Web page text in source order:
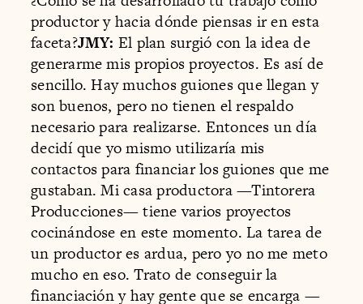
productor y hacia dónde piensas ir en esta
faceta?JMY: El plan surgió con la idea de
generarme mis propios proyectos. Es así de
sencillo. Hay muchos guiones que llegan y
son buenos, pero no tienen el respaldo
necesario para realizarse. Entonces un día
decidí que yo mismo utilizaría mis
contactos para financiar los guiones que me
gustaban. Mi casa productora —Tintorera
Producciones— tiene varios proyectos
cocinándose en este momento. La tarea de
un productor es ardua, pero yo no me meto
mucho en eso. Trato de conseguir la
financiación y hay gente que se encarga —